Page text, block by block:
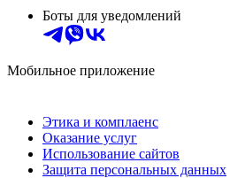
Боты для уведомлений
Мобильное приложение
Этика и комплаенс
Оказание услуг
Использование сайтов
Защита персональных данных